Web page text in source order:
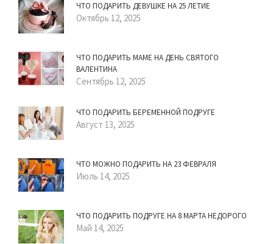
ЧТО ПОДАРИТЬ ДЕВУШКЕ НА 25 ЛЕТИЕ
Октябрь 12, 2025
ЧТО ПОДАРИТЬ МАМЕ НА ДЕНЬ СВЯТОГО
ВАЛЕНТИНА
Сентябрь 12, 2025
ЧТО ПОДАРИТЬ БЕРЕМЕННОЙ ПОДРУГЕ
Август 13, 2025
ЧТО МОЖНО ПОДАРИТЬ НА 23 ФЕВРАЛЯ
Июль 14, 2025
ЧТО ПОДАРИТЬ ПОДРУГЕ НА 8 МАРТА НЕДОРОГО
Май 14, 2025